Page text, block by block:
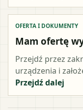
OFERTA I DOKUMENTY
Mam ofertę
Przejdź przez
urządzenia i
Przejdź dalej